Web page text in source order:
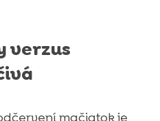
verzus
mačiatok je